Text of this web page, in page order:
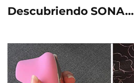
Descubriendo SONA…